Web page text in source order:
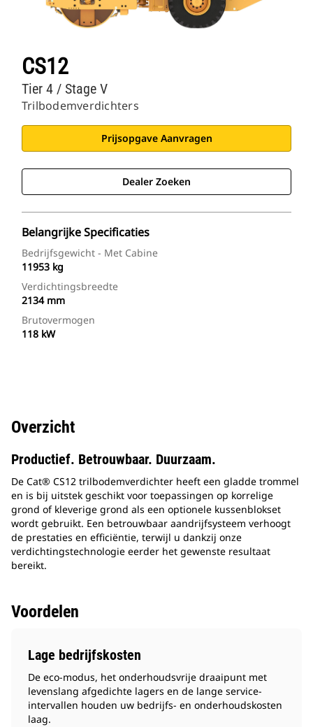
CS12
Trilbodemverdichters
Tier 4 / Stage V
Prijsopgave Aanvragen
Dealer Zoeken
Belangrijke Specificaties
Bedrijfsgewicht - Met Cabine
11953 kg
Verdichtingsbreedte
2134 mm
Brutovermogen
118 kW
Overzicht
Productief. Betrouwbaar. Duurzaam.
De Cat® CS12 trilbodemverdichter heeft een gladde trommel
en is bij uitstek geschikt voor toepassingen op korrelige
grond of kleverige grond als een optionele kussenblokset
wordt gebruikt. Een betrouwbaar aandrijfsysteem verhoogt
de prestaties en efficiëntie, terwijl u dankzij onze
verdichtingstechnologie eerder het gewenste resultaat
bereikt.
Voordelen
Lage bedrijfskosten
De eco-modus, het onderhoudsvrije draaipunt met
levenslang afgedichte lagers en de lange service-
intervallen houden uw bedrijfs- en onderhoudskosten
laag.